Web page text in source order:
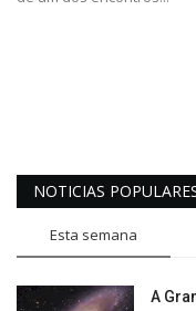
NOTICIAS
Esta semana
A